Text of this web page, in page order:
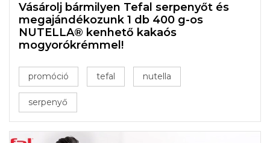
Vásárolj bármilyen Tefal serpenyőt és
megajándékozunk 1 db 400 g-os
NUTELLA® kenhető kakaós
mogyorókrémmel!
promóció tefal nutella
serpenyő